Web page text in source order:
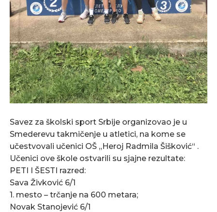
Savez za školski sport Srbije organizovao je u
Smederevu takmičenje u atletici, na kome se
učestvovali učenici OŠ „Heroj Radmila Šišković“ .
Učenici ove škole ostvarili su sjajne rezultate:
PETI I ŠESTI razred:
Sava Živković 6/1
1. mesto – trčanje na 600 metara;
Novak Stanojević 6/1